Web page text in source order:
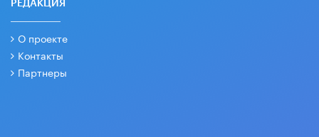
РЕДАКЦИЯ
О проекте
Контакты
Партнеры